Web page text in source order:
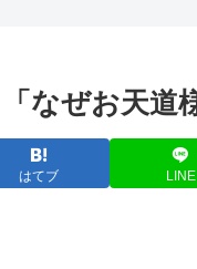
なぜお天道
はてブ LINE